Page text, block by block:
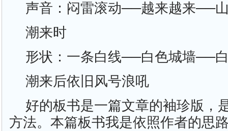
声音：闷雷滚动──越来越来──
潮来时
形状：一条白线──白色城墙──
潮来后依旧风号浪吼
好的板书是一篇文章的袖珍版，
方法。本篇板书我是依照作者的思